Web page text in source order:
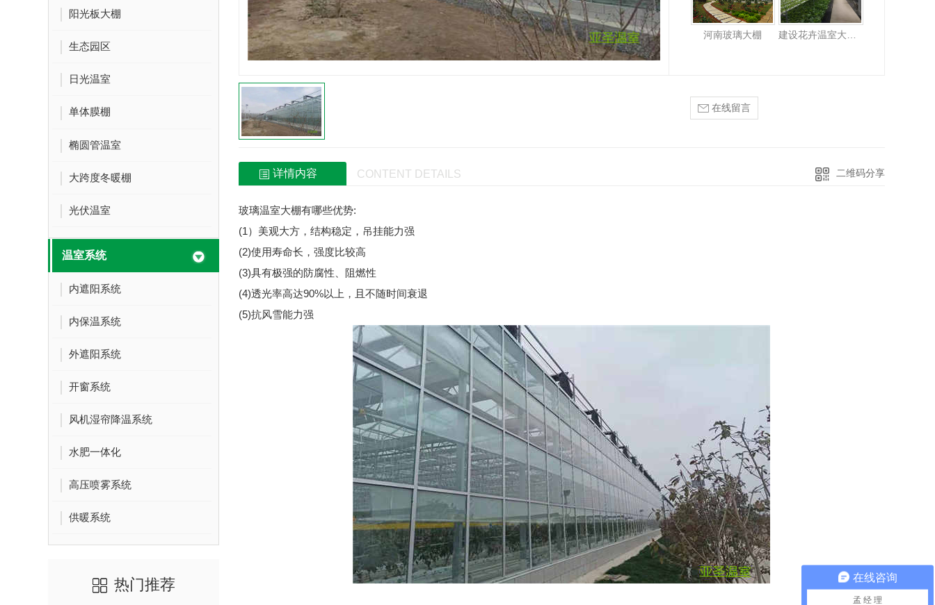
阳光板大棚
生态园区
日光温室
单体膜棚
椭圆管温室
大跨度冬暖棚
光伏温室
温室系统
内遮阳系统
内保温系统
外遮阳系统
开窗系统
风机湿帘降温系统
水肥一体化
高压喷雾系统
供暖系统
热门推荐
河南玻璃大棚
在线留言
详情内容 CONTENT DETAILS 二维码分享
玻璃温室大棚有哪些优势:
(1）美观大方，结构稳定，吊挂能力强
(2)使用寿命长，强度比较高
(3)具有极强的防腐性、阻燃性
(4)透光率高达90%以上，且不随时间衰退
(5)抗风雪能力强
在线咨询
孟 经 理